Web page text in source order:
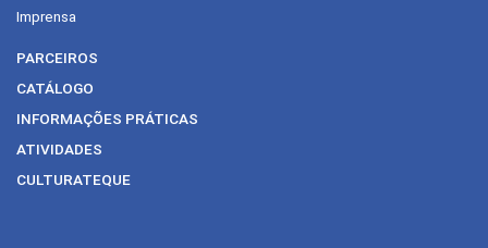
Imprensa
PARCEIROS
CATÁLOGO
INFORMAÇÕES PRÁTICAS
ATIVIDADES
CULTURATEQUE